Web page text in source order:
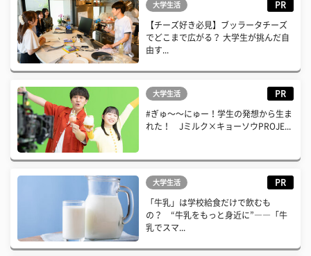
大学生活 PR
【チーズ好き必見】ブッラータチーズ
でどこまで広がる？ 大学生が挑んだ自
由す...
大学生活 PR
#ぎゅ〜〜にゅー！学生の発想から生ま
れた！ Jミルク×キョーソウPROJE...
大学生活 PR
「牛乳」は学校給食だけで飲むも
の？ “牛乳をもっと身近に”――「牛
乳でスマ...